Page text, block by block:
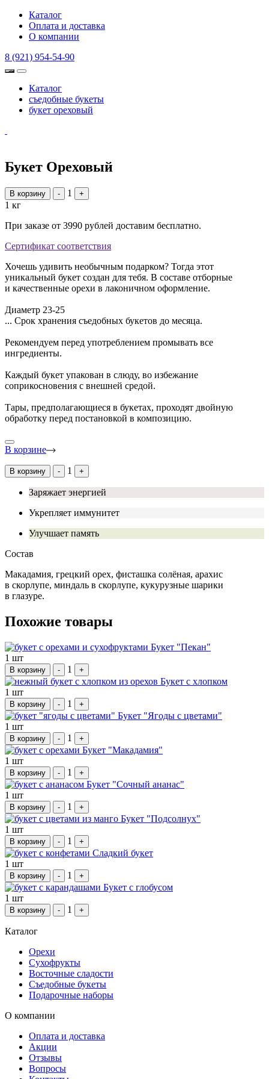
Каталог
Оплата и доставка
О компании
8 (921) 954-54-90
Каталог
съедобные букеты
букет ореховый
Букет Ореховый
В корзину - 1 +
1 кг
При заказе от 3990 рублей доставим бесплатно.
Сертификат соответствия
Хочешь удивить необычным подарком? Тогда этот
уникальный букет создан для тебя. В составе отборные
и качественные орехи в лаконичном оформление.
Диаметр 23-25
... Срок хранения съедобных букетов до месяца.
Рекомендуем перед употреблением промывать все
ингредиенты.
Каждый букет упакован в слюду, во избежание
соприкосновения с внешней средой.
Тары, предполагающиеся в букетах, проходят двойную
обработку перед постановкой в композицию.
В корзине
В корзину - 1 +
Заряжает энергией
Укрепляет иммунитет
Улучшает память
Состав
Макадамия, грецкий орех, фисташка солёная, арахис
в скорлупе, миндаль в скорлупе, кукурузные шарики
в глазуре.
Похожие товары
Букет "Пекан"
1 шт
В корзину - 1 +
Букет с хлопком
1 шт
В корзину - 1 +
Букет "Ягоды с цветами"
1 шт
В корзину - 1 +
Букет "Макадамия"
1 шт
В корзину - 1 +
Букет "Сочный ананас"
1 шт
В корзину - 1 +
Букет "Подсолнух"
1 шт
В корзину - 1 +
Сладкий букет
1 шт
В корзину - 1 +
Букет с глобусом
1 шт
В корзину - 1 +
Каталог
Орехи
Сухофрукты
Восточные сладости
Съедобные букеты
Подарочные наборы
О компании
Оплата и доставка
Акции
Отзывы
Вопросы